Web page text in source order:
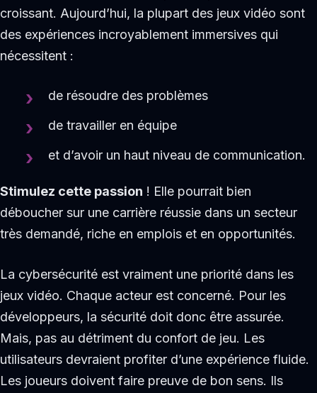
croissant. Aujourd’hui, la plupart des jeux vidéo sont
des expériences incroyablement immersives qui
nécessitent :
de résoudre des problèmes
de travailler en équipe
et d’avoir un haut niveau de communication.
Stimulez cette passion ! Elle pourrait bien
déboucher sur une carrière réussie dans un secteur
très demandé, riche en emplois et en opportunités.
La cybersécurité est vraiment une priorité dans les
jeux vidéo. Chaque acteur est concerné. Pour les
développeurs, la sécurité doit donc être assurée.
Mais, pas au détriment du confort de jeu. Les
utilisateurs devraient profiter d’une expérience fluide.
Les joueurs doivent faire preuve de bon sens. Ils